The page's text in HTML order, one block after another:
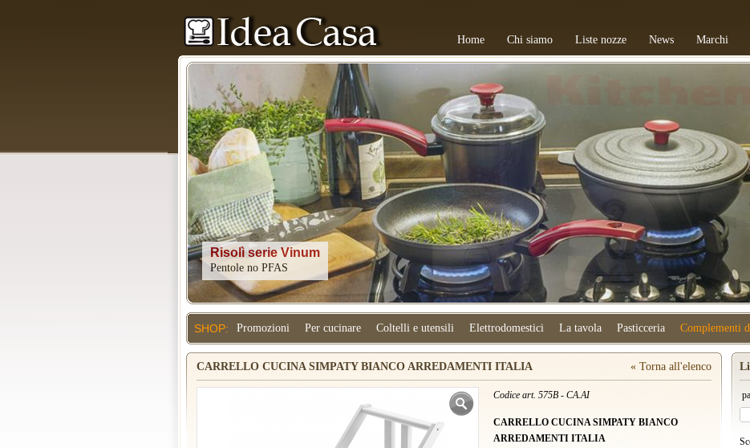
Home Chi siamo Liste nozze News Marchi
Kitchenaid
SHOP: Promozioni Per cucinare Coltelli e utensili Elettrodomestici La tavola Pasticceria Complementi
CARRELLO CUCINA SIMPATY BIANCO ARREDAMENTI ITALIA « Torna all'elenco
Codice art. 575B - CA.AI
CARRELLO CUCINA SIMPATY BIANCO
ARREDAMENTI ITALIA